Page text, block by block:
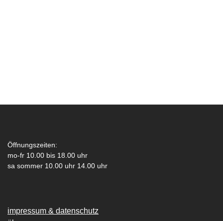
Öffnungszeiten:
mo-fr 10.00 bis 18.00 uhr
sa sommer 10.00 uhr 14.00 uhr
impressum & datenschutz